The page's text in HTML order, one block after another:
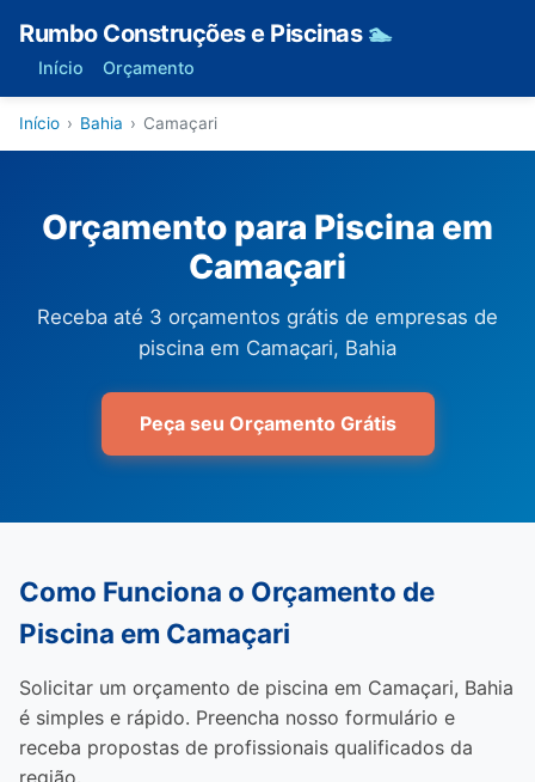
Rumbo Construções e Piscinas 🏊
Início Orçamento
Início › Bahia › Camaçari
Orçamento para Piscina em
Camaçari
Receba até 3 orçamentos grátis de empresas de
piscina em Camaçari, Bahia
Peça seu Orçamento Grátis
Como Funciona o Orçamento de
Piscina em Camaçari
Solicitar um orçamento de piscina em Camaçari, Bahia
é simples e rápido. Preencha nosso formulário e
receba propostas de profissionais qualificados da
região.